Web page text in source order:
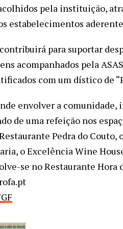
pela instituição,
estabelecimentos
para suportar
acompanhados pela
com um dístico de
envolver a comunidade,
de uma refeição nos
Pedra do
o Excelência Wine
se no Restaurante